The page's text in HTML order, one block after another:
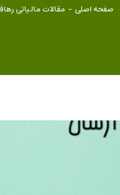
صفحه اصلی مقالات مالیاتی